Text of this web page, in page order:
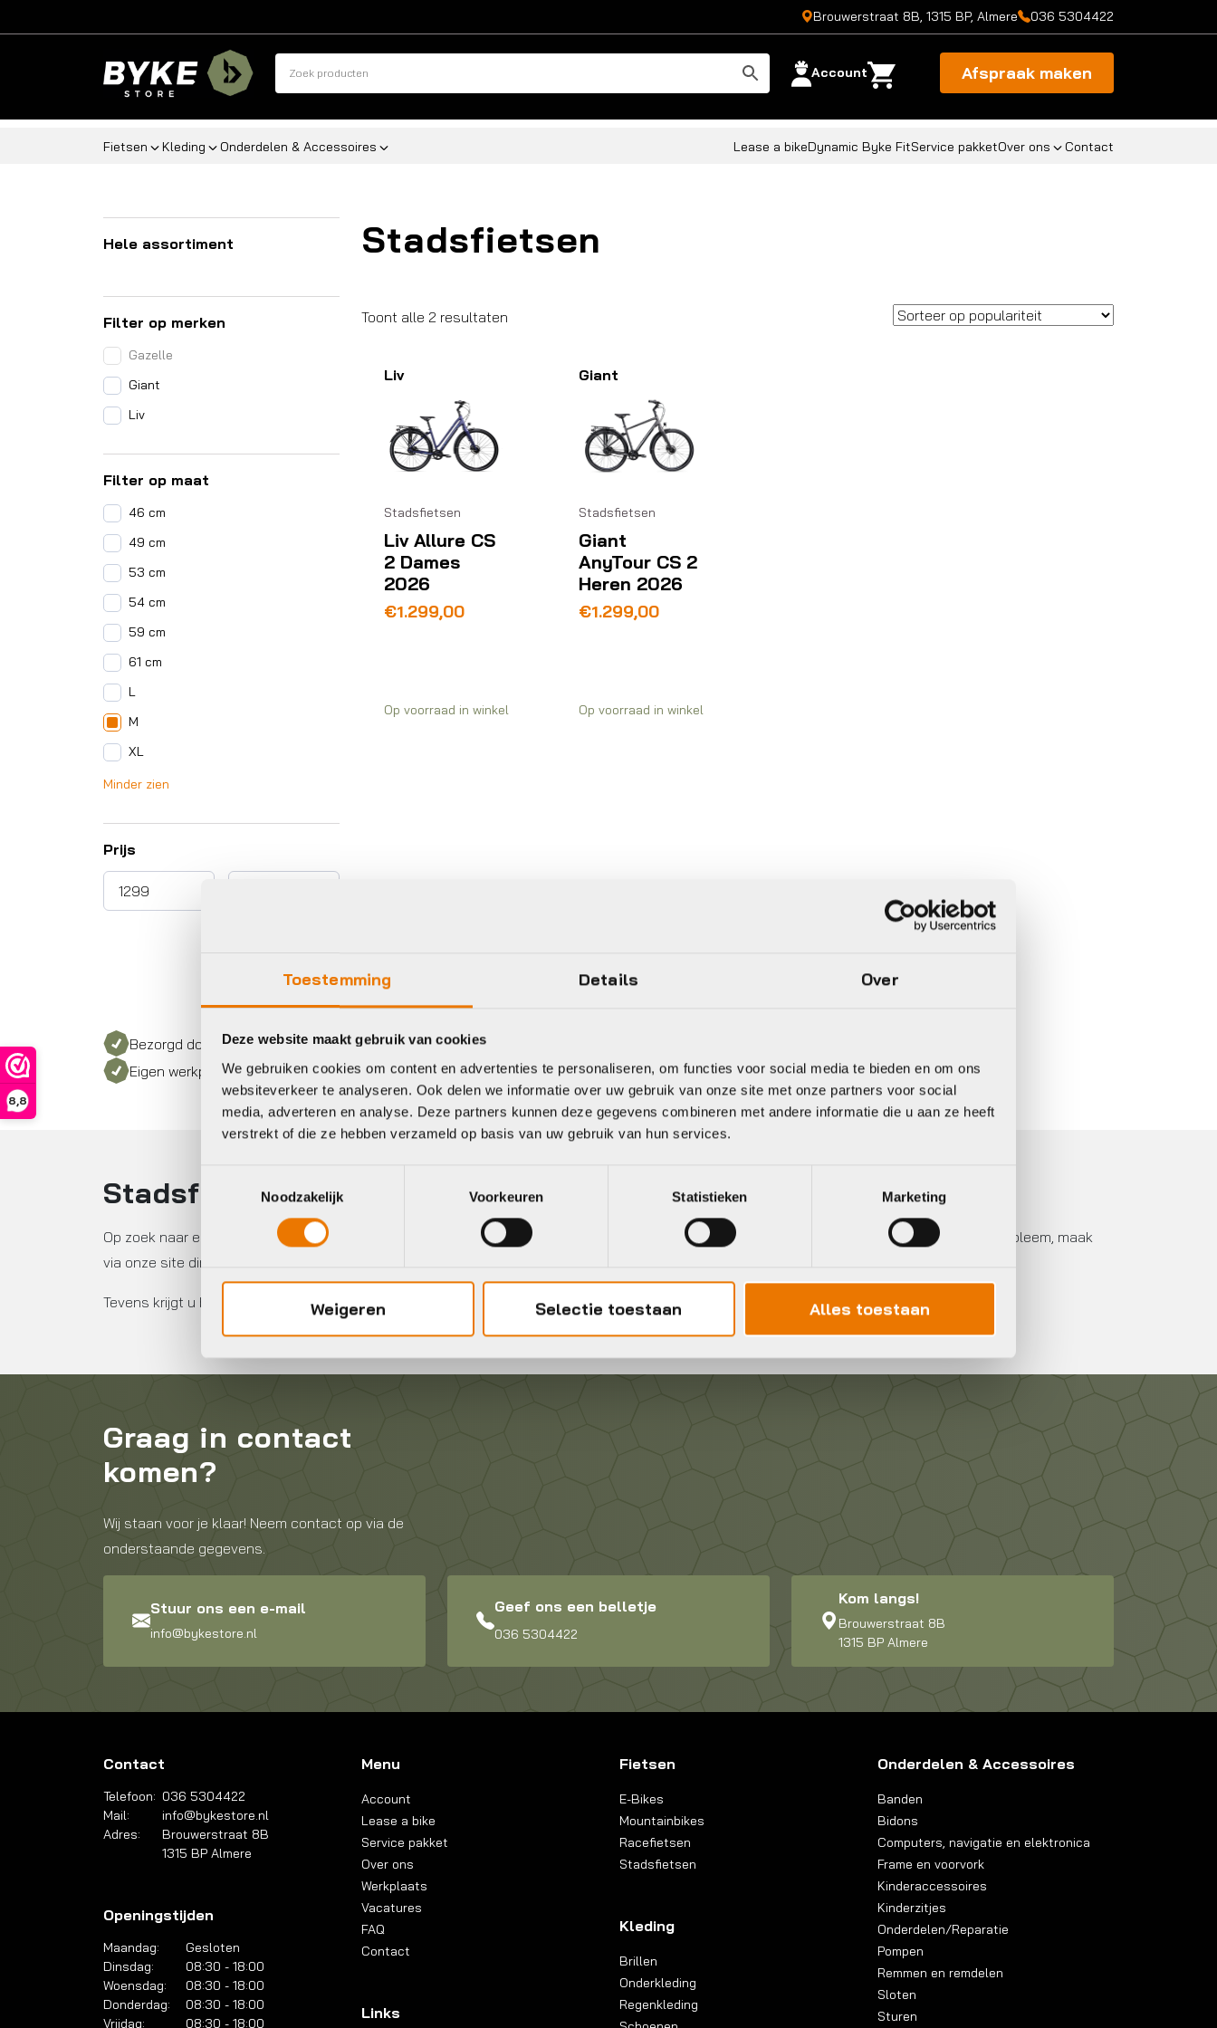
Toestemming Details Over
Deze website maakt gebruik van cookies
We gebruiken cookies om content en advertenties te personaliseren, om functies voor social media te bieden en om ons
websiteverkeer te analyseren. Ook delen we informatie over uw gebruik van onze site met onze partners voor social
media, adverteren en analyse. Deze partners kunnen deze gegevens combineren met andere informatie die u aan ze heeft
verstrekt of die ze hebben verzameld op basis van uw gebruik van hun services.
Noodzakelijk
Voorkeuren Statistieken Marketing
Weigeren Selectie toestaan Alles toestaan
8,8
Brouwerstraat 8B, 1315 BP, Almere 036 5304422
Account Afspraak maken
Fietsen Kleding Onderdelen & Accessoires Lease a bikeDynamic Byke FitService pakketOver ons Contact
Hele assortiment
Filter op merken
Gazelle
Giant
Liv
Filter op maat
46 cm
49 cm
53 cm
54 cm
59 cm
61 cm
L
M
XL
Minder zien
Prijs
Stadsfietsen
Toont alle 2 resultaten
populariteit
Liv
Stadsfietsen
Liv Allure CS
2 Dames
2026
€1.299,00
Op voorraad in winkel
Giant
Stadsfietsen
Giant
AnyTour CS 2
Heren 2026
€1.299,00
Op voorraad in winkel
Bezorgd door heel Nederland Gratis
Eigen werkplaats met gecertificeerd personeel
Stadsfiets kopen
Op zoek naar een nieuwe stadsfiets? Bekijk online of in onze winkel het ruime assortiment stadsfietsen. Wilt u een proefrit maken? Geen probleem, maak
via onze site direct een afspraak voor een proefrit.
Tevens krijgt u bij aankoop van een nieuwe fiets een GRATIS Servicepakket.
Graag in contact
komen?
Wij staan voor je klaar! Neem contact op via de
onderstaande gegevens.
Stuur ons een e-mail
info@bykestore.nl
Geef ons een belletje
036 5304422
Kom langs!
Brouwerstraat 8B
1315 BP Almere
Contact
Telefoon: 036 5304422
Mail:
info@bykestore.nl
Adres:
Brouwerstraat 8B
1315 BP Almere
Openingstijden
Maandag:
Gesloten
Dinsdag:
08:30 - 18:00
Woensdag:
08:30 - 18:00
Donderdag:
08:30 - 18:00
Vrijdag:
08:30 - 18:00
Menu
Account
Lease a bike
Service pakket
Over ons
Werkplaats
Vacatures
FAQ
Contact
Links
Fietsen
E-Bikes
Mountainbikes
Racefietsen
Stadsfietsen
Kleding
Brillen
Onderkleding
Regenkleding
Onderdelen & Accessoires
Banden
Bidons
Computers, navigatie en elektronica
Frame en voorvork
Kinderaccessoires
Kinderzitjes
Onderdelen/Reparatie
Pompen
Remmen en remdelen
Sloten
Sturen